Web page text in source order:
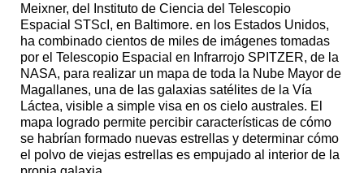
Meixner, del Instituto de Ciencia del Telescopio
Espacial STScI, en Baltimore. en los Estados Unidos,
ha combinado cientos de miles de imágenes tomadas
por el Telescopio Espacial en Infrarrojo SPITZER, de la
NASA, para realizar un mapa de toda la Nube Mayor de
Magallanes, una de las galaxias satélites de la Vía
Láctea, visible a simple visa en os cielo australes. El
mapa logrado permite percibir características de cómo
se habrían formado nuevas estrellas y determinar cómo
el polvo de viejas estrellas es empujado al interior de la